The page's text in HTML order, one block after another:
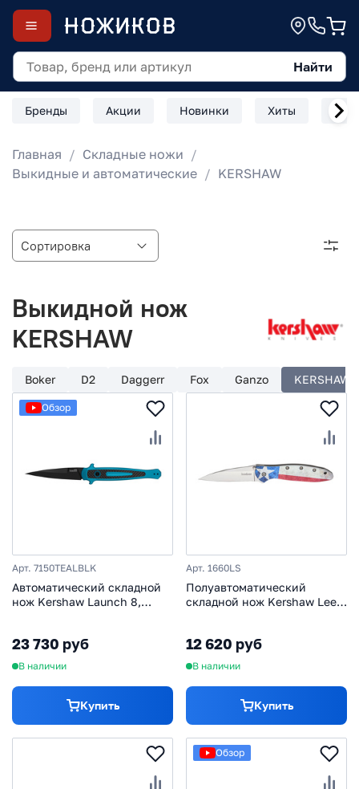
Найти
Бренды Акции Новинки Хиты
Главная
Складные ножи
Выкидные и автоматические
KERSHAW
Выкидной нож
KERSHAW
Boker D2 Daggerr Fox Ganzo KERSHAW
Обзор
Арт. 7150TEALBLK
Автоматический складной
нож Kershaw Launch 8,
23 730 руб
В наличии
Купить
Арт. 1660LS
Полуавтоматический
складной нож Kershaw Leek
12 620 руб
В наличии
Купить
Обзор